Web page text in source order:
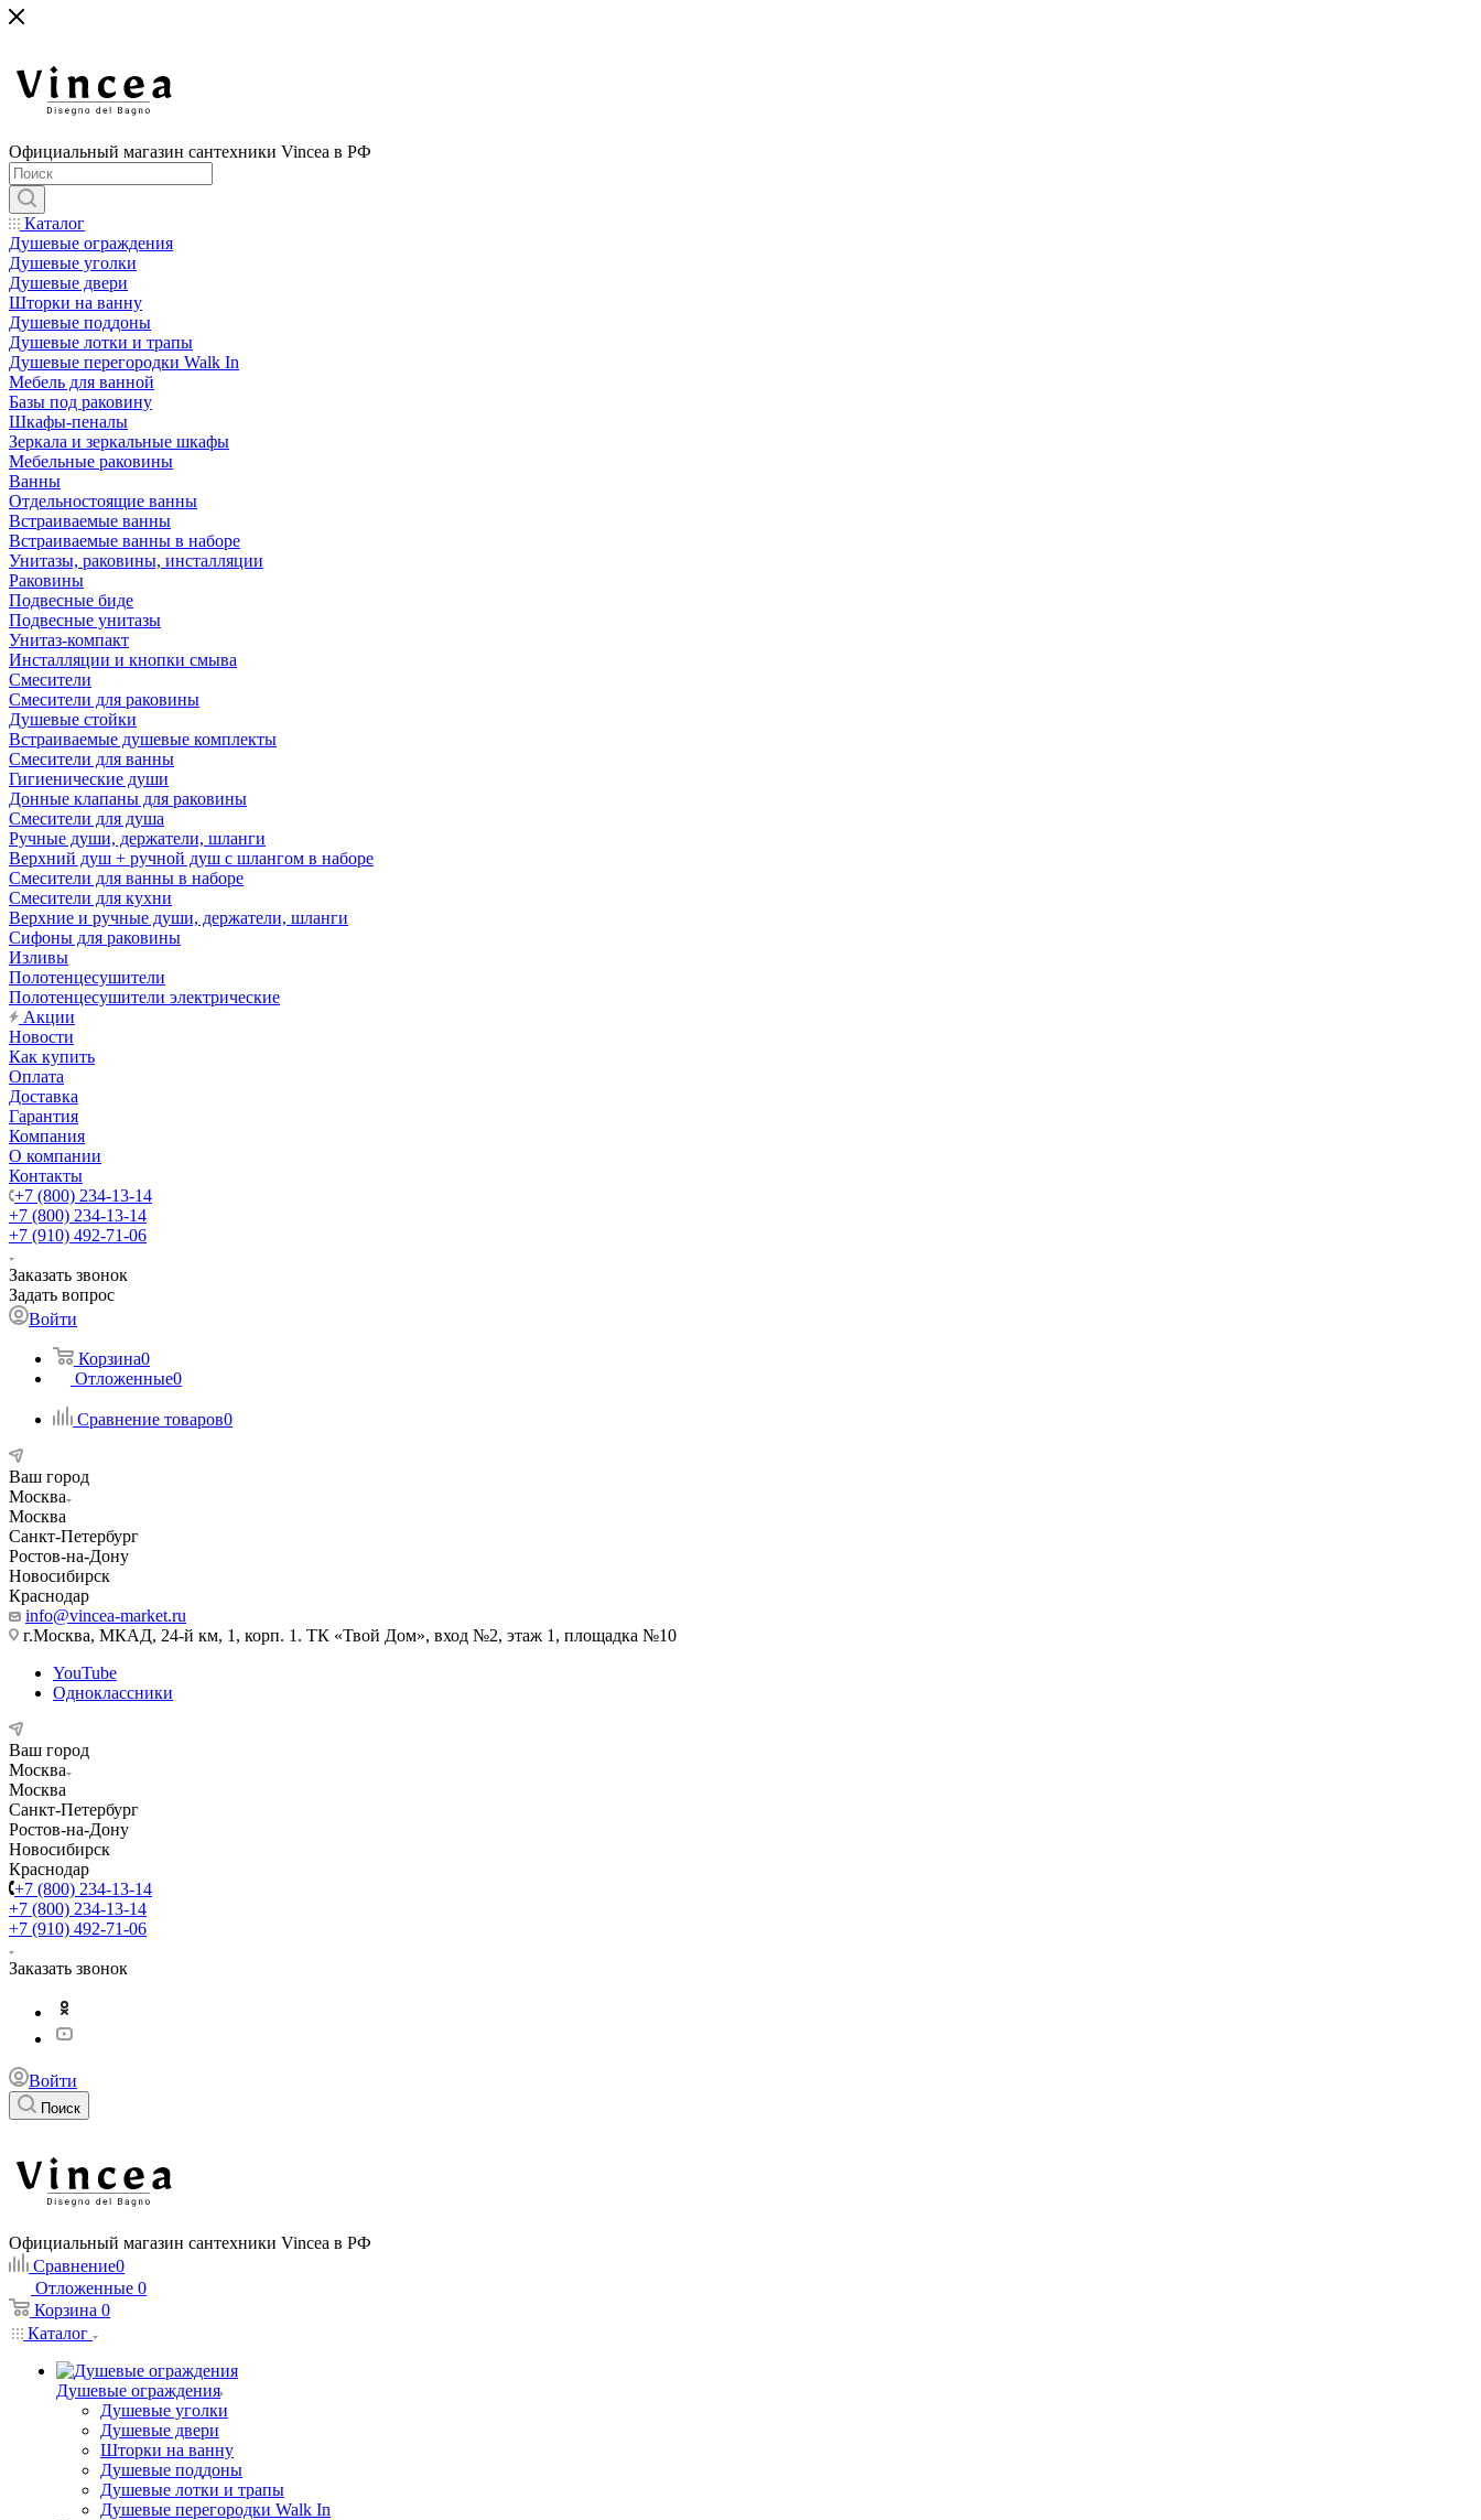
Официальный магазин сантехники Vincea в РФ
Каталог
Душевые ограждения
Душевые уголки
Душевые двери
Шторки на ванну
Душевые поддоны
Душевые лотки и трапы
Душевые перегородки Walk In
Мебель для ванной
Базы под раковину
Шкафы-пеналы
Зеркала и зеркальные шкафы
Мебельные раковины
Ванны
Отдельностоящие ванны
Встраиваемые ванны
Встраиваемые ванны в наборе
Унитазы, раковины, инсталляции
Раковины
Подвесные биде
Подвесные унитазы
Унитаз-компакт
Инсталляции и кнопки смыва
Смесители
Смесители для раковины
Душевые стойки
Встраиваемые душевые комплекты
Смесители для ванны
Гигиенические души
Донные клапаны для раковины
Смесители для душа
Ручные души, держатели, шланги
Верхний душ + ручной душ с шлангом в наборе
Смесители для ванны в наборе
Смесители для кухни
Верхние и ручные души, держатели, шланги
Сифоны для раковины
Изливы
Полотенцесушители
Полотенцесушители электрические
Акции
Новости
Как купить
Оплата
Доставка
Гарантия
Компания
О компании
Контакты
+7 (800) 234-13-14
+7 (800) 234-13-14
+7 (910) 492-71-06
Заказать звонок
Задать вопрос
Войти
Корзина0
Отложенные0
Сравнение товаров0
Ваш город
Москва
Москва
Санкт-Петербург
Ростов-на-Дону
Новосибирск
Краснодар
info@vincea-market.ru
г.Москва, МКАД, 24-й км, 1, корп. 1. ТК «Твой Дом», вход №2, этаж 1, площадка №10
YouTube
Одноклассники
Ваш город
Москва
Москва
Санкт-Петербург
Ростов-на-Дону
Новосибирск
Краснодар
+7 (800) 234-13-14
+7 (800) 234-13-14
+7 (910) 492-71-06
Заказать звонок
Войти
Поиск
Официальный магазин сантехники Vincea в РФ
Сравнение0
Отложенные 0
Корзина 0
Каталог
Душевые ограждения
Душевые уголки
Душевые двери
Шторки на ванну
Душевые поддоны
Душевые лотки и трапы
Душевые перегородки Walk In